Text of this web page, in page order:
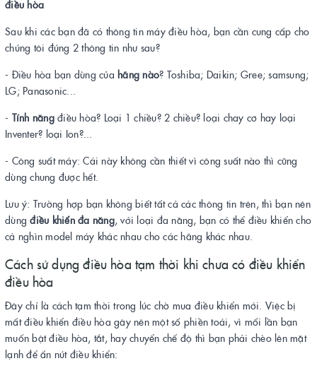
điều hòa
Sau khi các bạn đã có thông tin máy điều hòa, bạn cần cung cấp cho
chúng tôi đúng 2 thông tin như sau?
- Điều hòa bạn dùng của hãng nào? Toshiba; Daikin; Gree; samsung;
LG; Panasonic...
- Tính năngđiều hòa? Loại 1 chiều? 2 chiều? loại chay cơ hay loại
Inventer? loại Ion?...
- Công suất máy: Cái này không cần thiết vì công suất nào thì cũng
dùng chung được hết.
Lưu ý: Trường hợp bạn không biết tất cả các thông tin trên, thì bạn nên
dùngđiều khiển đa năng, với loại đa năng, bạn có thể điều khiển cho
cả nghìn model máy khác nhau cho các hãng khác nhau.
Cách sử dụng điều hòa tạm thời khi chưa có điều khiển
điều hòa
Đây chỉ là cách tạm thời trong lúc chờ mua điều khiển mới. Việc bị
mất điều khiển điều hòa gây nên một số phiền toái, vì mối lần bạn
muốn bật điều hòa, tắt, hay chuyển chế độ thì bạn phải chèo lên mặt
lạnh để ấn nút điều khiển: